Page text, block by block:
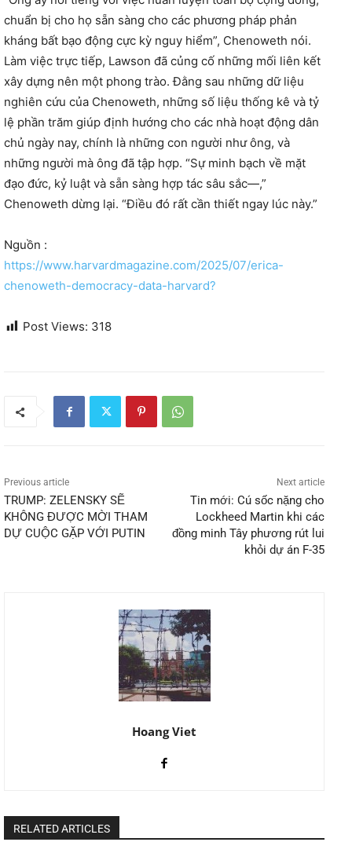
chuẩn bị cho họ sẵn sàng cho các phương pháp phản
kháng bất bạo động cực kỳ nguy hiểm”, Chenoweth nói.
Làm việc trực tiếp, Lawson đã củng cố những mối liên kết
xây dựng nên một phong trào. Đằng sau những dữ liệu
nghiên cứu của Chenoweth, những số liệu thống kê và tỷ
lệ phần trăm giúp định hướng cho các nhà hoạt động dân
chủ ngày nay, chính là những con người như ông, và
những người mà ông đã tập hợp. “Sự minh bạch về mặt
đạo đức, kỷ luật và sẵn sàng hợp tác sâu sắc—,”
Chenoweth dừng lại. “Điều đó rất cần thiết ngay lúc này.”
Nguồn :
https://www.harvardmagazine.com/2025/07/erica-
chenoweth-democracy-data-harvard?
Post Views: 318
Previous article
TRUMP: ZELENSKY SẼ
KHÔNG ĐƯỢC MỜI THAM
DỰ CUỘC GẶP VỚI PUTIN
Next article
Tin mới: Cú sốc nặng cho
Lockheed Martin khi các
đồng minh Tây phương rút lui
khỏi dự án F-35
Hoang Viet
RELATED ARTICLES